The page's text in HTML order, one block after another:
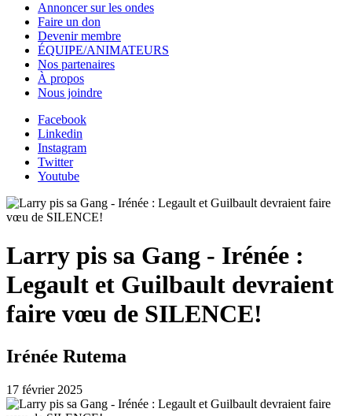
Annoncer sur les ondes
Faire un don
Devenir membre
ÉQUIPE/ANIMATEURS
Nos partenaires
À propos
Nous joindre
Facebook
Linkedin
Instagram
Twitter
Youtube
Larry pis sa Gang - Irénée :
Legault et Guilbault devraient
faire vœu de SILENCE!
Irénée Rutema
17 février 2025